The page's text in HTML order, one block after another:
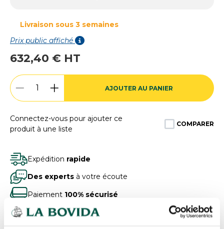
Livraison sous 3 semaines
Prix public affiché
632,40 € HT
AJOUTER AU PANIER
Connectez-vous pour ajouter ce
produit à une liste
COMPARER
Expédition rapide
Des experts à votre écoute
Paiement 100% sécurisé
Devisgratuits